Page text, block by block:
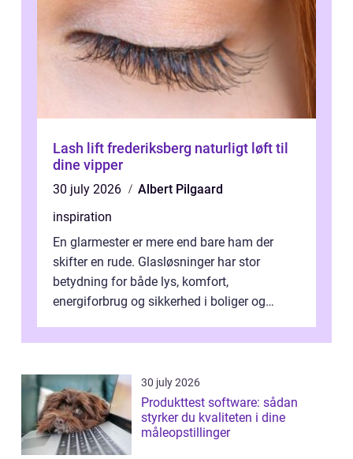
Lash lift frederiksberg naturligt løft til
dine vipper
30 july 2026
Albert Pilgaard
inspiration
En glarmester er mere end bare ham der
skifter en rude. Glasløsninger har stor
betydning for både lys, komfort,
energiforbrug og sikkerhed i boliger og
30 july 2026
Produkttest software: sådan
styrker du kvaliteten i dine
måleopstillinger